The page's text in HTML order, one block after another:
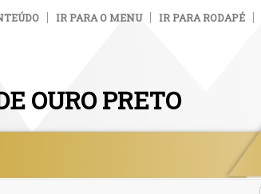
IR PARA O MENU IR PARA RODAPÉ
OURO PRETO